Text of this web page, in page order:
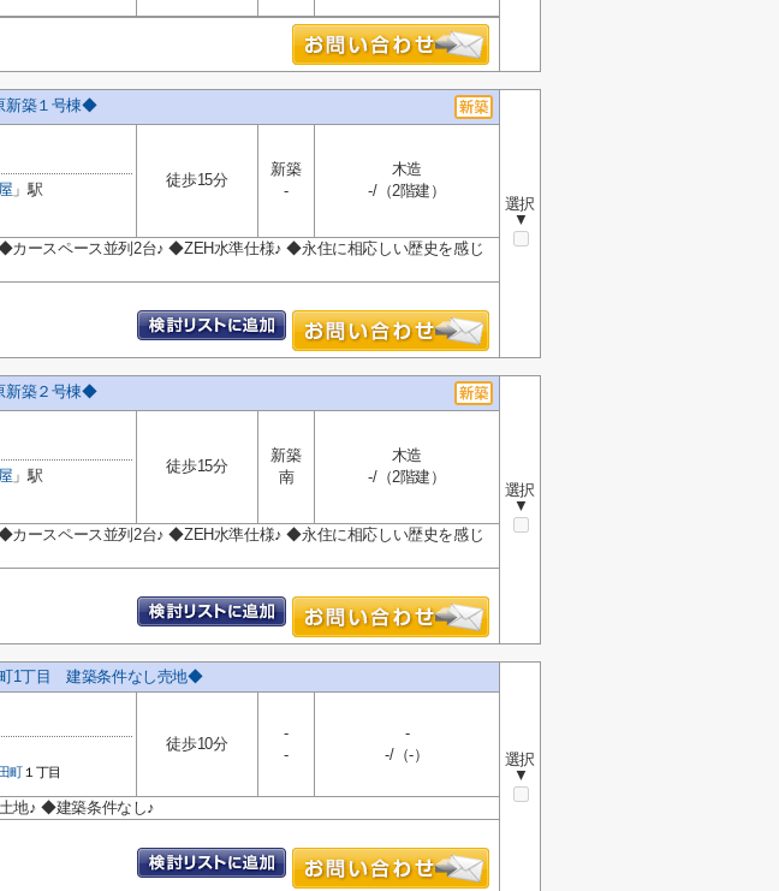
新築１号棟◆
選択
▼
」駅
徒歩15分
新築
-
木造
-/（2階建）
カースペース並列2台♪ ◆ZEH水準仕様♪ ◆永住に相応しい歴史を感じ
新築２号棟◆
選択
▼
」駅
徒歩15分
新築
南
木造
-/（2階建）
カースペース並列2台♪ ◆ZEH水準仕様♪ ◆永住に相応しい歴史を感じ
1丁目 建築条件なし売地◆
選択
▼
町 １丁目
徒歩10分
-
-
-
-/（-）
地♪ ◆建築条件なし♪